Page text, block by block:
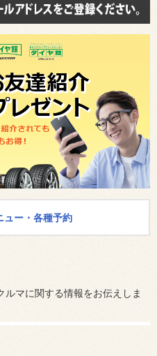
ュー・各種予約
ルマに関する情報をお伝えしま